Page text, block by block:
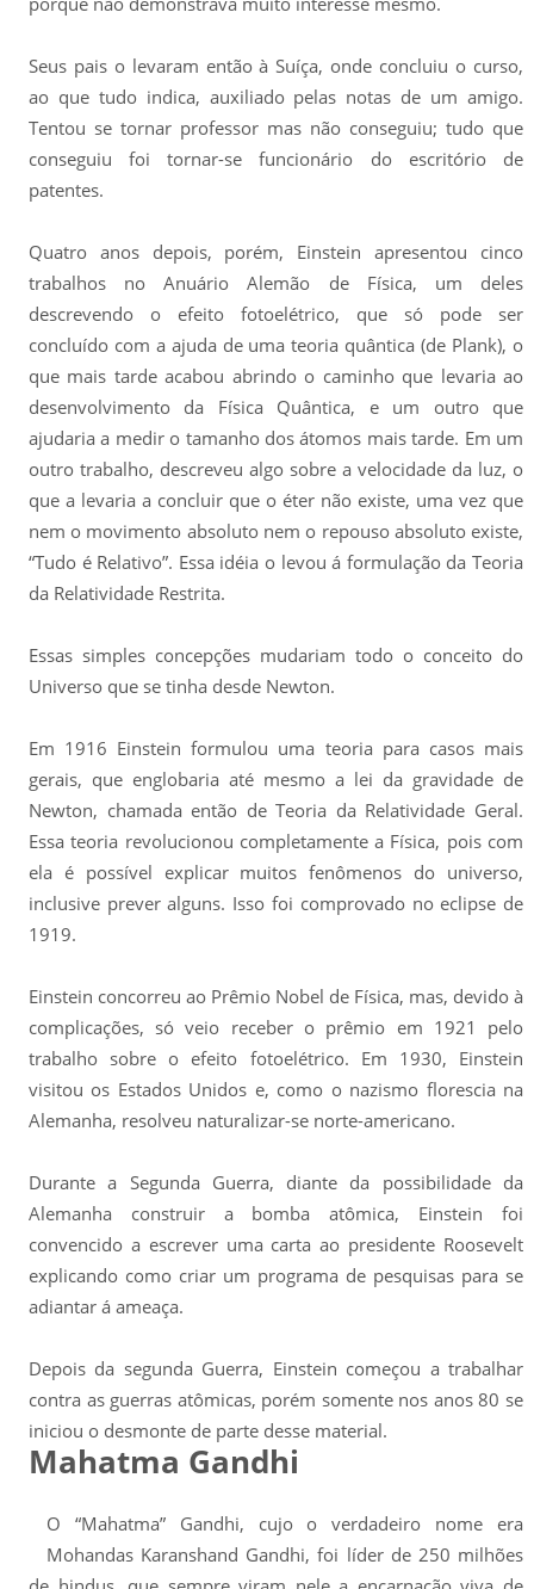
Seus pais o levaram então à Suíça, onde concluiu o curso,
ao que tudo indica, auxiliado pelas notas de um amigo.
Tentou se tornar professor mas não conseguiu; tudo que
conseguiu foi tornar-se funcionário do escritório de
patentes.
Quatro anos depois, porém, Einstein apresentou cinco
trabalhos no Anuário Alemão de Física, um deles
descrevendo o efeito fotoelétrico, que só pode ser
concluído com a ajuda de uma teoria quântica (de Plank), o
que mais tarde acabou abrindo o caminho que levaria ao
desenvolvimento da Física Quântica, e um outro que
ajudaria a medir o tamanho dos átomos mais tarde. Em um
outro trabalho, descreveu algo sobre a velocidade da luz, o
que a levaria a concluir que o éter não existe, uma vez que
nem o movimento absoluto nem o repouso absoluto existe,
“Tudo é Relativo”. Essa idéia o levou á formulação da Teoria
da Relatividade Restrita.
Essas simples concepções mudariam todo o conceito do
Universo que se tinha desde Newton.
Em 1916 Einstein formulou uma teoria para casos mais
gerais, que englobaria até mesmo a lei da gravidade de
Newton, chamada então de Teoria da Relatividade Geral.
Essa teoria revolucionou completamente a Física, pois com
ela é possível explicar muitos fenômenos do universo,
inclusive prever alguns. Isso foi comprovado no eclipse de
1919.
Einstein concorreu ao Prêmio Nobel de Física, mas, devido à
complicações, só veio receber o prêmio em 1921 pelo
trabalho sobre o efeito fotoelétrico. Em 1930, Einstein
visitou os Estados Unidos e, como o nazismo florescia na
Alemanha, resolveu naturalizar-se norte-americano.
Durante a Segunda Guerra, diante da possibilidade da
Alemanha construir a bomba atômica, Einstein foi
convencido a escrever uma carta ao presidente Roosevelt
explicando como criar um programa de pesquisas para se
adiantar á ameaça.
Depois da segunda Guerra, Einstein começou a trabalhar
contra as guerras atômicas, porém somente nos anos 80 se
iniciou o desmonte de parte desse material.
Mahatma Gandhi
O “Mahatma” Gandhi, cujo o verdadeiro nome era
Mohandas Karanshand Gandhi, foi líder de 250 milhões